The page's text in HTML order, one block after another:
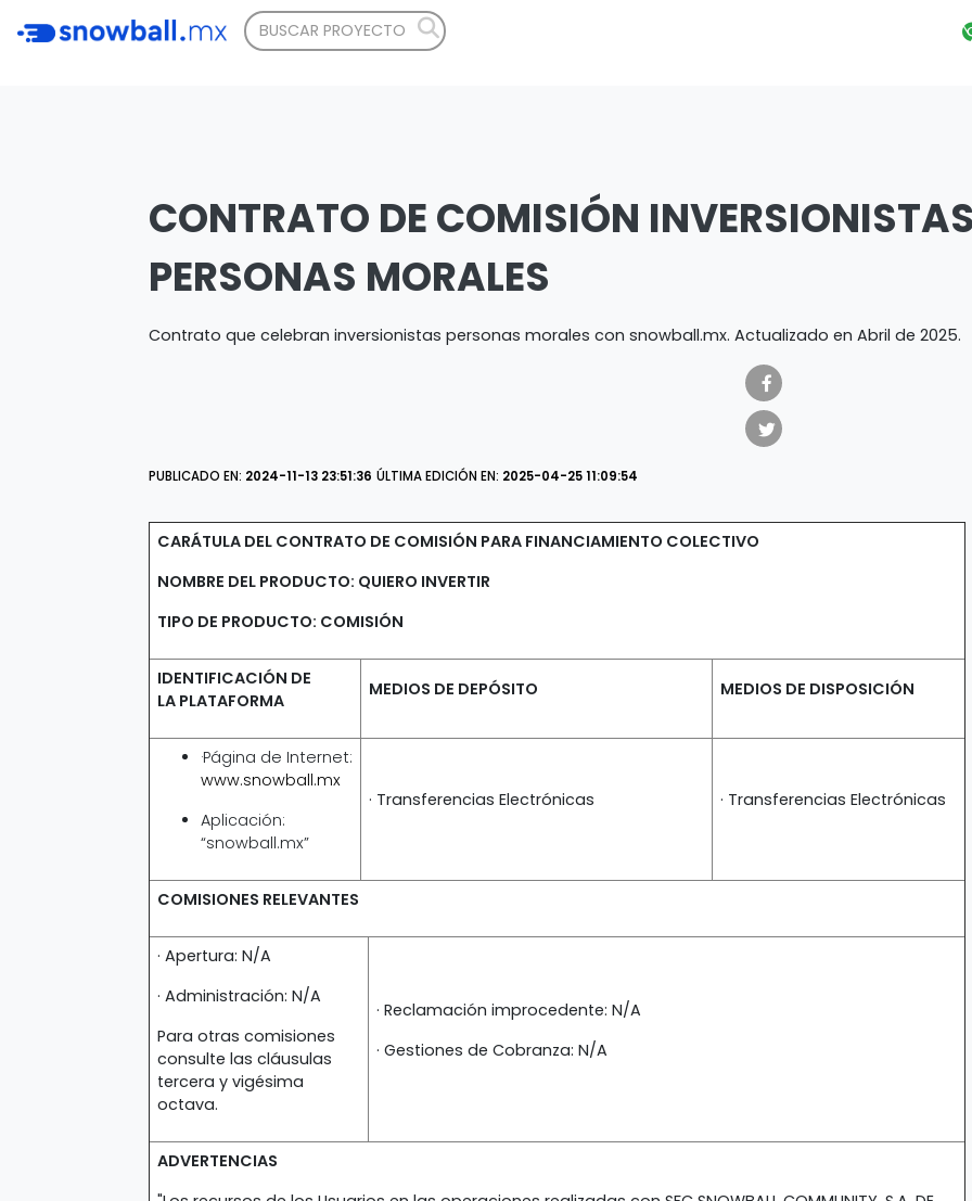
CONTRATO DE COMISIÓN INVERSIONISTAS
PERSONAS MORALES
Contrato que celebran inversionistas personas morales con snowball.mx. Actualizado en Abril de 2025.
PUBLICADO EN: 2024-11-13 23:51:36 ÚLTIMA EDICIÓN EN: 2025-04-25 11:09:54
CARÁTULA DEL CONTRATO DE COMISIÓN PARA FINANCIAMIENTO COLECTIVO
NOMBRE DEL PRODUCTO: QUIERO INVERTIR
TIPO DE PRODUCTO: COMISIÓN
IDENTIFICACIÓN DE
LA PLATAFORMA
MEDIOS DE DEPÓSITO MEDIOS DE DISPOSICIÓN
·Página de Internet:
www.snowball.mx
Aplicación:
“snowball.mx”
· Transferencias Electrónicas · Transferencias Electrónicas
COMISIONES RELEVANTES
· Apertura: N/A
· Administración: N/A
Para otras comisiones
consulte las cláusulas
tercera y vigésima
octava.
· Reclamación improcedente: N/A
· Gestiones de Cobranza: N/A
ADVERTENCIAS